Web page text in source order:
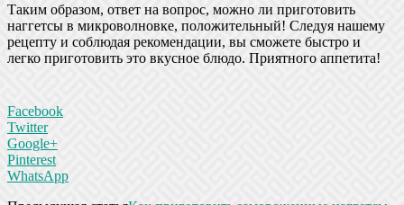
Таким образом, ответ на вопрос, можно ли приготовить
наггетсы в микроволновке, положительный! Следуя нашему
рецепту и соблюдая рекомендации, вы сможете быстро и
легко приготовить это вкусное блюдо. Приятного аппетита!
Facebook
Twitter
Google+
Pinterest
WhatsApp